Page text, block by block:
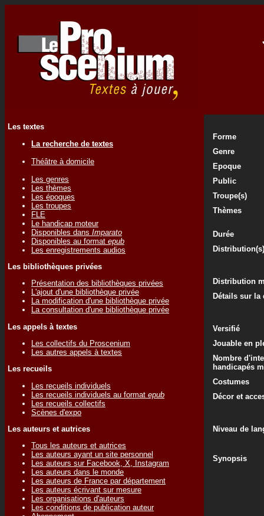
Les textes
La recherche de textes
Théâtre à domicile
Les genres
Les thèmes
Les époques
Les troupes
FLE
Le handicap moteur
Disponibles dans Imparato
Disponibles au format epub
Les enregistrements audios
Les bibliothèques privées
Présentation des bibliothèques privées
L'ajout d'une bibliothèque privée
La modification d'une bibliothèque privée
La consultation d'une bibliothèque privée
Les appels à textes
Les collectifs du Proscenium
Les autres appels à textes
Les recueils
Les recueils individuels
Les recueils individuels au format epub
Les recueils collectifs
Scènes d'expo
Les auteurs et autrices
Tous les auteurs et autrices
Les auteurs ayant un site personnel
Les auteurs sur Facebook, X, Instagram
Les auteurs dans le monde
Les auteurs de France par département
Les auteurs écrivant sur mesure
Les organisations d'auteurs
Les conditions de publication auteur
Forme
Genre
Epoque
Public
Troupe(s)
Thèmes
Durée
Distribution(s)
Distribution
Détails sur
Versifié
Jouable en
Nombre
handicapés
Costumes
Décor et
Niveau de
Synopsis